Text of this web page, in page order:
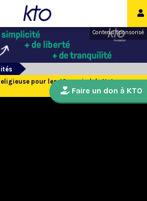
Contenu sponsorisé
pour les JO au pied de Notre-
Faire un don à KTO